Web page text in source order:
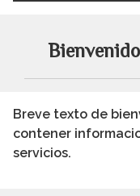
Breve texto de
contener
servicios.